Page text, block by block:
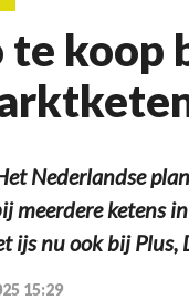
te koop
Nederlandse
meerdere ketens
ijs nu ook bij Plus,
15:29